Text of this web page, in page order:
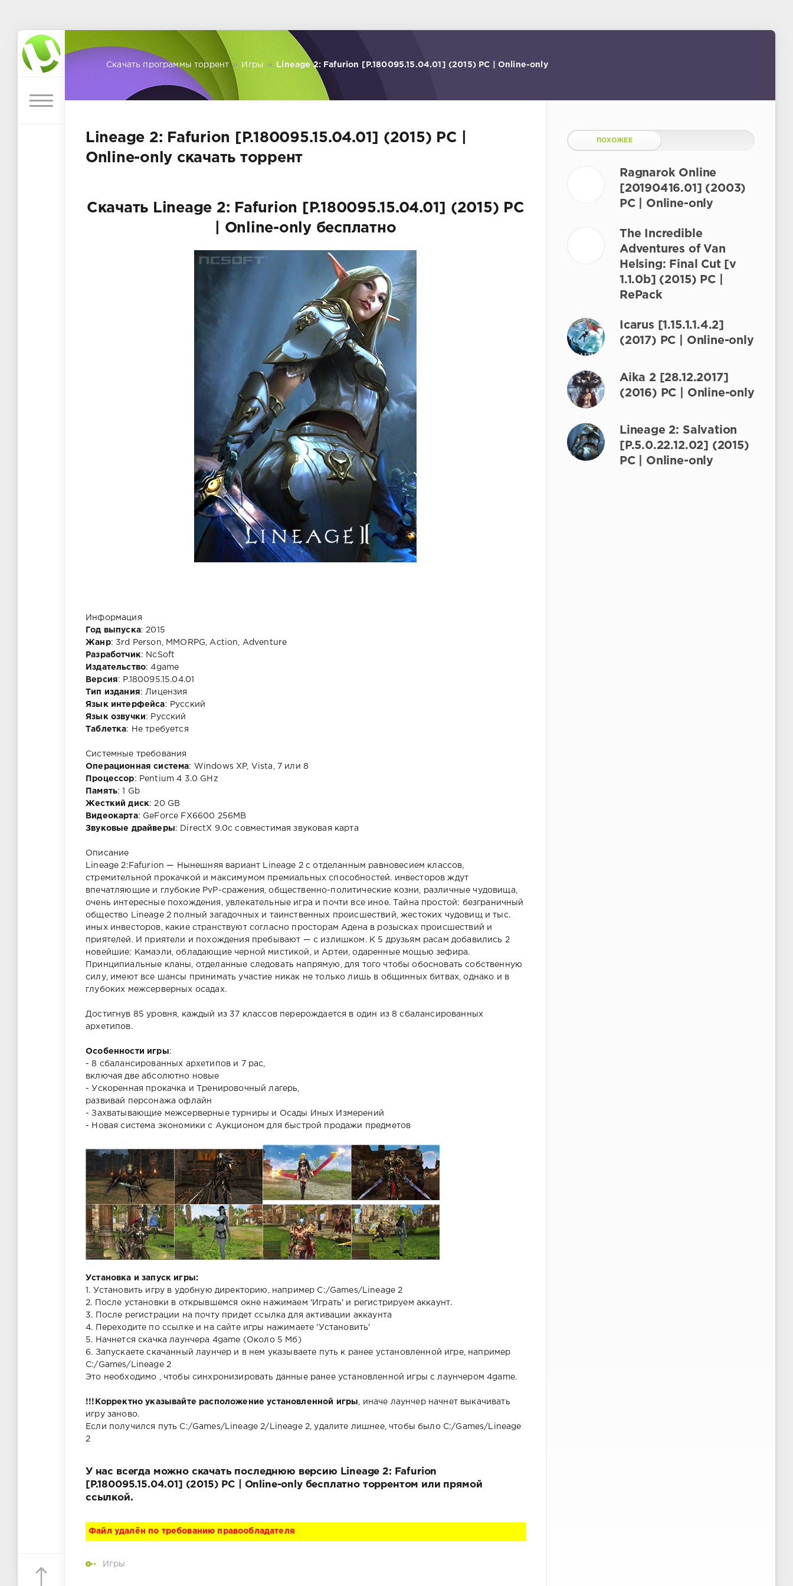
Скачать программы торрент » Игры » Lineage 2: Fafurion [P.180095.15.04.01] (2015) PC | Online-only
Lineage 2: Fafurion [P.180095.15.04.01] (2015) PC |
Online-only скачать торрент
Скачать Lineage 2: Fafurion [P.180095.15.04.01] (2015) PC
| Online-only бесплатно
Информация
Год выпуска: 2015
Жанр: 3rd Person, MMORPG, Action, Adventure
Разработчик: NcSoft
Издательство: 4game
Версия: P.180095.15.04.01
Тип издания: Лицензия
Язык интерфейса: Русский
Язык озвучки: Русский
Таблетка: Не требуется
Системные требования
Операционная система: Windows XP, Vista, 7 или 8
Процессор: Pentium 4 3.0 GHz
Память: 1 Gb
Жесткий диск: 20 GB
Видеокарта: GeForce FX6600 256MB
Звуковые драйверы: DirectX 9.0c совместимая звуковая карта
Описание
Lineage 2:Fafurion — Нынешняя вариант Lineage 2 с отделанным равновесием классов,
стремительной прокачкой и максимумом премиальных способностей. инвесторов ждут
впечатляющие и глубокие PvP-сражения, общественно-политические козни, различные чудовища,
очень интересные похождения, увлекательные игра и почти все иное. Тайна простой: безграничный
общество Lineage 2 полный загадочных и таинственных происшествий, жестоких чудовищ и тыс.
иных инвесторов, какие странствуют согласно просторам Адена в розысках происшествий и
приятелей. И приятели и похождения пребывают — с излишком. К 5 друзьям расам добавились 2
новейшие: Камаэли, обладающие черной мистикой, и Артеи, одаренные мощью зефира.
Принципиальные кланы, отделанные следовать напрямую, для того чтобы обосновать собственную
силу, имеют все шансы принимать участие никак не только лишь в общинных битвах, однако и в
глубоких межсерверных осадах.
Достигнув 85 уровня, каждый из 37 классов перерождается в один из 8 сбалансированных
архетипов.
Особенности игры:
- 8 сбалансированных архетипов и 7 рас,
включая две абсолютно новые
- Ускоренная прокачка и Тренировочный лагерь,
развивай персонажа офлайн
- Захватывающие межсерверные турниры и Осады Иных Измерений
- Новая система экономики с Аукционом для быстрой продажи предметов
Установка и запуск игры:
1. Установить игру в удобную директорию, например С:/Games/Lineage 2
2. После установки в открывшемся окне нажимаем 'Играть' и регистрируем аккаунт.
3. После регистрации на почту придет ссылка для активации аккаунта
4. Переходите по ссылке и на сайте игры нажимаете 'Установить'
5. Начнется скачка лаунчера 4game (Около 5 Мб)
6. Запускаете скачанный лаунчер и в нем указываете путь к ранее установленной игре, например
С:/Games/Lineage 2
Это необходимо , чтобы синхронизировать данные ранее установленной игры с лаунчером 4game.
!!!Корректно указывайте расположение установленной игры
, иначе лаунчер начнет выкачивать
игру заново.
Если получился путь С:/Games/Lineage 2/Lineage 2, удалите лишнее, чтобы было С:/Games/Lineage
2
У нас всегда можно скачать последнюю версию Lineage 2: Fafurion
[P.180095.15.04.01] (2015) PC | Online-only бесплатно торрентом или прямой
ссылкой.
Файл удалён по требованию правообладателя
Игры
ПОХОЖЕЕ
Ragnarok Online
[20190416.01] (2003)
PC | Online-only
The Incredible
Adventures of Van
Helsing: Final Cut [v
1.1.0b] (2015) PC |
RePack
Icarus [1.15.1.1.4.2]
(2017) PC | Online-only
Aika 2 [28.12.2017]
(2016) PC | Online-only
Lineage 2: Salvation
[P.5.0.22.12.02] (2015)
PC | Online-only